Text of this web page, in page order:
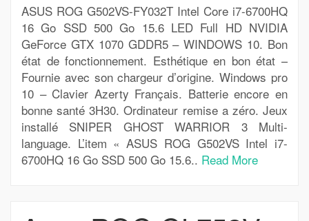
ASUS ROG G502VS-FY032T Intel Core i7-6700HQ
16 Go SSD 500 Go 15.6 LED Full HD NVIDIA
GeForce GTX 1070 GDDR5 – WINDOWS 10. Bon
état de fonctionnement. Esthétique en bon état –
Fournie avec son chargeur d’origine. Windows pro
10 – Clavier Azerty Français. Batterie encore en
bonne santé 3H30. Ordinateur remise a zéro. Jeux
installé SNIPER GHOST WARRIOR 3 Multi-
language. L’item « ASUS ROG G502VS Intel i7-
6700HQ 16 Go SSD 500 Go 15.6.. Read More